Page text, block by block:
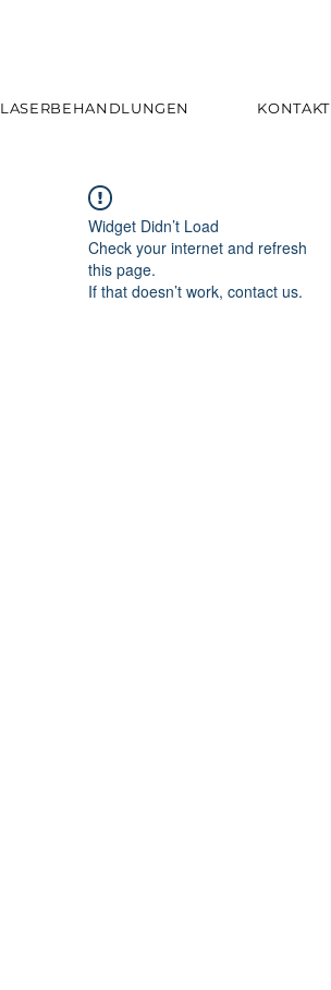
LASERBEHANDLUNGEN KONTAKT
Widget Didn’t Load
Check your internet and refresh
this page.
If that doesn’t work, contact us.